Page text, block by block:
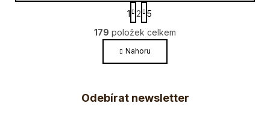
O
v
l
á
a
c
S
t
r
á
n
k
á
1 2
5
179 položek celkem
Nahoru
Odebírat newsletter